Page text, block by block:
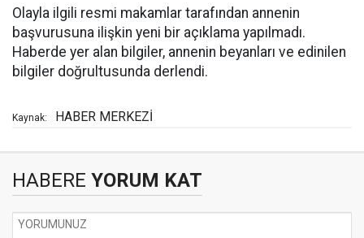
Olayla ilgili resmi makamlar tarafından annenin
başvurusuna ilişkin yeni bir açıklama yapılmadı.
Haberde yer alan bilgiler, annenin beyanları ve edinilen
bilgiler doğrultusunda derlendi.
Kaynak: HABER MERKEZİ
HABERE YORUM KAT